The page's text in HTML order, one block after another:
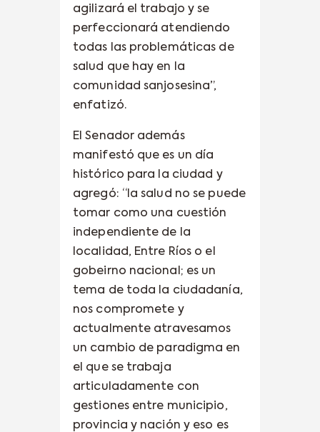
agilizará el trabajo y se
perfeccionará atendiendo
todas las problemáticas de
salud que hay en la
comunidad sanjosesina”,
enfatizó.
El Senador además
manifestó que es un día
histórico para la ciudad y
agregó: “la salud no se puede
tomar como una cuestión
independiente de la
localidad, Entre Ríos o el
gobeirno nacional; es un
tema de toda la ciudadanía,
nos compromete y
actualmente atravesamos
un cambio de paradigma en
el que se trabaja
articuladamente con
gestiones entre municipio,
provincia y nación y eso es